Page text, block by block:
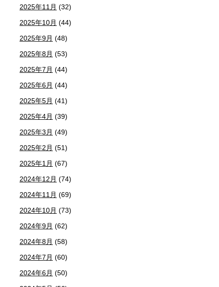
2025年11月 (32)
2025年10月 (44)
2025年9月 (48)
2025年8月 (53)
2025年7月 (44)
2025年6月 (44)
2025年5月 (41)
2025年4月 (39)
2025年3月 (49)
2025年2月 (51)
2025年1月 (67)
2024年12月 (74)
2024年11月 (69)
2024年10月 (73)
2024年9月 (62)
2024年8月 (58)
2024年7月 (60)
2024年6月 (50)